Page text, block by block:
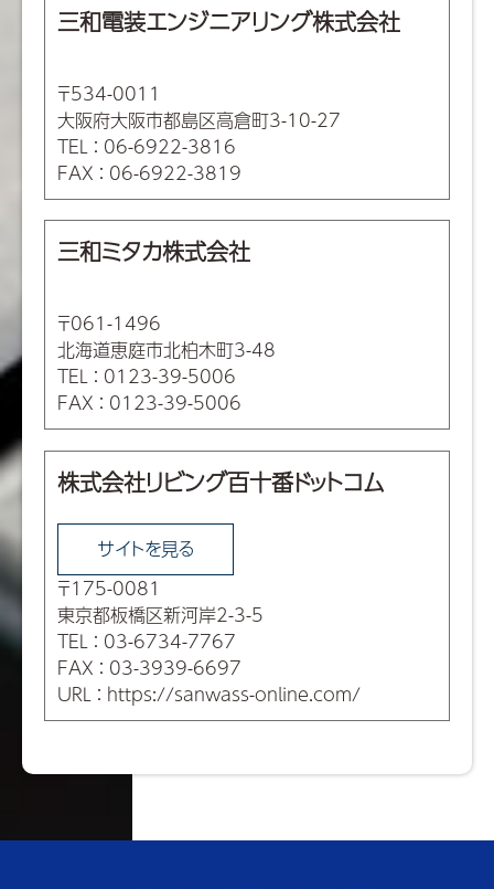
三和電装エンジニアリング株式会社
〒534-0011
大阪府大阪市都島区高倉町3-10-27
TEL ： 06-6922-3816
FAX ： 06-6922-3819
三和ミタカ株式会社
〒061-1496
北海道恵庭市北柏木町3-48
TEL ： 0123-39-5006
FAX ： 0123-39-5006
株式会社リビング百十番ドットコム
サイトを見る
〒175-0081
東京都板橋区新河岸2-3-5
TEL ： 03-6734-7767
FAX ： 03-3939-6697
URL ： https://sanwass-online.com/